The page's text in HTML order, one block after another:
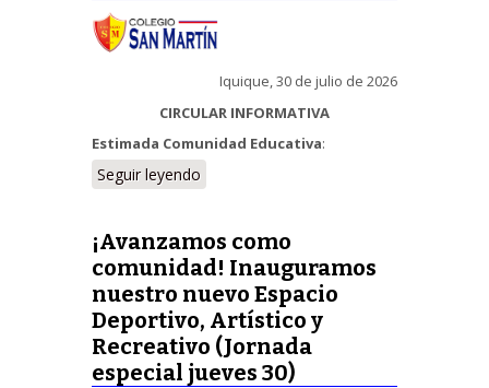
Iquique, 30 de julio de 2026
CIRCULAR INFORMATIVA
Estimada Comunidad Educativa:
Seguir leyendo
¡Avanzamos como
comunidad! Inauguramos
nuestro nuevo Espacio
Deportivo, Artístico y
Recreativo (Jornada
especial jueves 30)